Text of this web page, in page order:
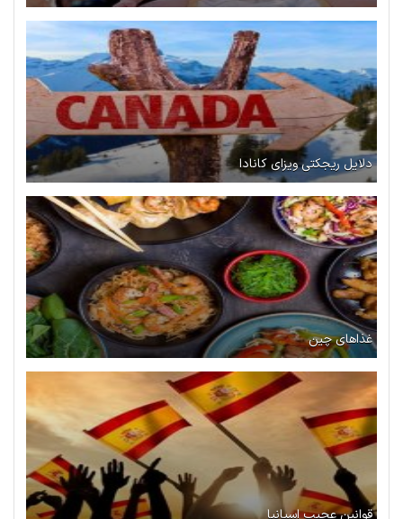
دلایل ریجکتی ویزای کانادا
غذاهای چین